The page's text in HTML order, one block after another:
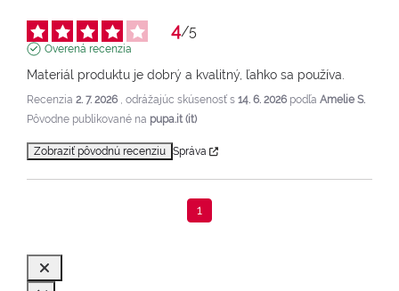
4/5
Overená recenzia
Materiál produktu je dobrý a kvalitný, ľahko sa používa.
Recenzia 2. 7. 2026 , odrážajúc skúsenosť s 14. 6. 2026 podľa Amelie S.
Pôvodne publikované na pupa.it (it)
Zobraziť pôvodnú recenziu Správa
1